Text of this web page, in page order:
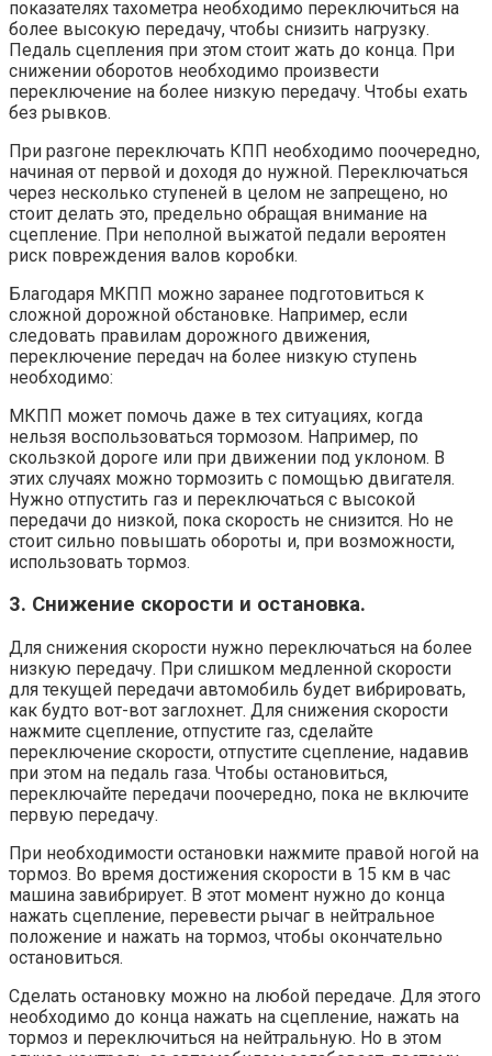
показателях тахометра необходимо переключиться на
более высокую передачу, чтобы снизить нагрузку.
Педаль сцепления при этом стоит жать до конца. При
снижении оборотов необходимо произвести
переключение на более низкую передачу. Чтобы ехать
без рывков.
При разгоне переключать КПП необходимо поочередно,
начиная от первой и доходя до нужной. Переключаться
через несколько ступеней в целом не запрещено, но
стоит делать это, предельно обращая внимание на
сцепление. При неполной выжатой педали вероятен
риск повреждения валов коробки.
Благодаря МКПП можно заранее подготовиться к
сложной дорожной обстановке. Например, если
следовать правилам дорожного движения,
переключение передач на более низкую ступень
необходимо:
МКПП может помочь даже в тех ситуациях, когда
нельзя воспользоваться тормозом. Например, по
скользкой дороге или при движении под уклоном. В
этих случаях можно тормозить с помощью двигателя.
Нужно отпустить газ и переключаться с высокой
передачи до низкой, пока скорость не снизится. Но не
стоит сильно повышать обороты и, при возможности,
использовать тормоз.
3. Снижение скорости и остановка.
Для снижения скорости нужно переключаться на более
низкую передачу. При слишком медленной скорости
для текущей передачи автомобиль будет вибрировать,
как будто вот-вот заглохнет. Для снижения скорости
нажмите сцепление, отпустите газ, сделайте
переключение скорости, отпустите сцепление, надавив
при этом на педаль газа. Чтобы остановиться,
переключайте передачи поочередно, пока не включите
первую передачу.
При необходимости остановки нажмите правой ногой на
тормоз. Во время достижения скорости в 15 км в час
машина завибрирует. В этот момент нужно до конца
нажать сцепление, перевести рычаг в нейтральное
положение и нажать на тормоз, чтобы окончательно
остановиться.
Сделать остановку можно на любой передаче. Для этого
необходимо до конца нажать на сцепление, нажать на
тормоз и переключиться на нейтральную. Но в этом